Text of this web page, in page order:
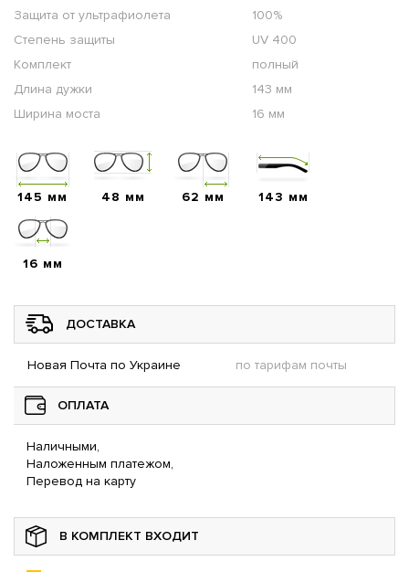
Защита от ультрафиолета
100%
Степень защиты
UV 400
Комплект
полный
Длина дужки
143 мм
Ширина моста
16 мм
145 мм 48 мм 62 мм 143 мм
16 мм
ДОСТАВКА
Новая Почта по Украине по тарифам почты
ОПЛАТА
Наличными,
Наложенным платежом,
Перевод на карту
В КОМПЛЕКТ ВХОДИТ